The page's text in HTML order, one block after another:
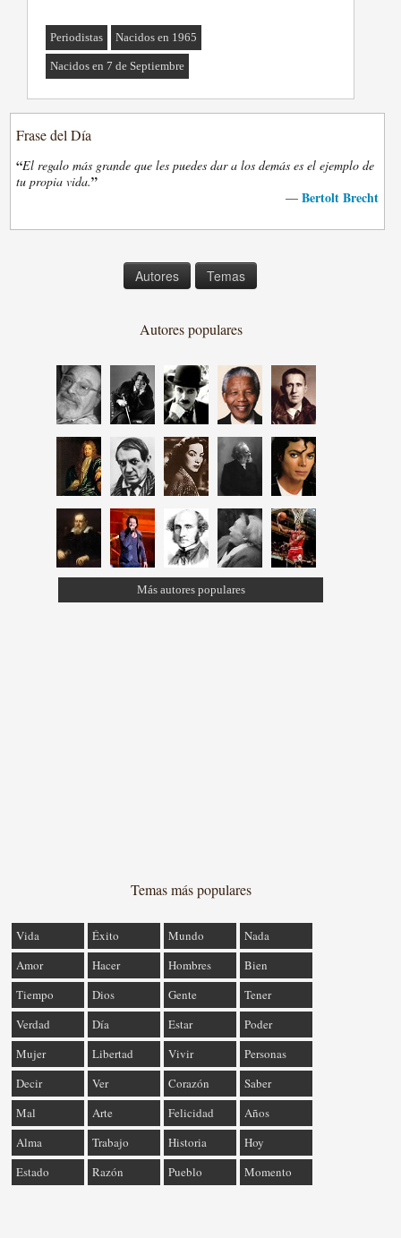
Periodistas Nacidos en 1965
Nacidos en 7 de Septiembre
Frase del Día
“El regalo más grande que les puedes dar a los demás es el ejemplo de
tu propia vida.”
— Bertolt Brecht
Autores Temas
Autores populares
Más autores populares
Temas más populares
Vida Éxito Mundo
Nada
Amor
Hacer Hombres
Bien
Tiempo
Dios Gente
Tener
Verdad
Día Estar
Poder
Mujer
Libertad Vivir
Personas
Decir
Ver Corazón
Saber
Mal
Arte Felicidad
Años
Alma
Trabajo Historia
Hoy
Estado
Razón Pueblo Momento